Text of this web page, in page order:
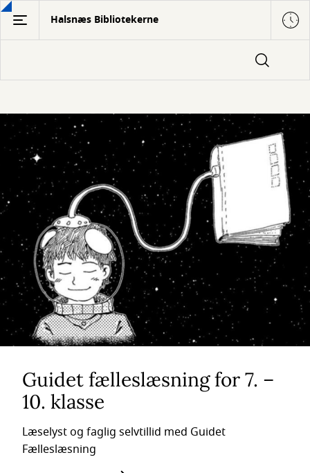
Gå
hovedindhold
Halsnæs Bibliotekerne
Tilbud
til
skoler
Guidet fælleslæsning for 7. –
10. klasse
Læselyst og faglig selvtillid med Guidet
Fælleslæsning